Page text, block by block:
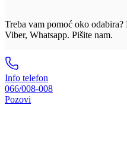
Treba vam pomoć oko
Viber, Whatsapp. Pišite nam.
Info telefon
066/008-008
Pozovi